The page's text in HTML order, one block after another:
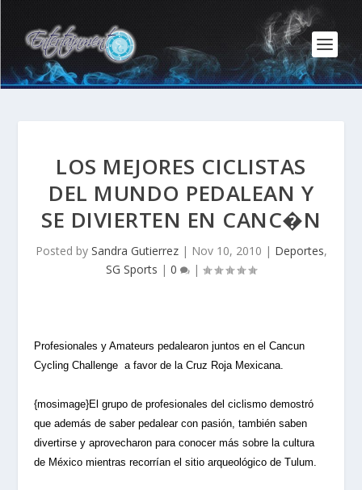
LOS MEJORES CICLISTAS
DEL MUNDO PEDALEAN Y
SE DIVIERTEN EN CANC�N
Posted by Sandra Gutierrez| Nov 10, 2010 | Deportes,
SG Sports | 0 |
Profesionales y Amateurs pedalearon juntos en el Cancun
Cycling Challenge a favor de la Cruz Roja Mexicana.
{mosimage}El grupo de profesionales del ciclismo demostró
que además de saber pedalear con pasión, también saben
divertirse y aprovecharon para conocer más sobre la cultura
de México mientras recorrían el sitio arqueológico de Tulum.